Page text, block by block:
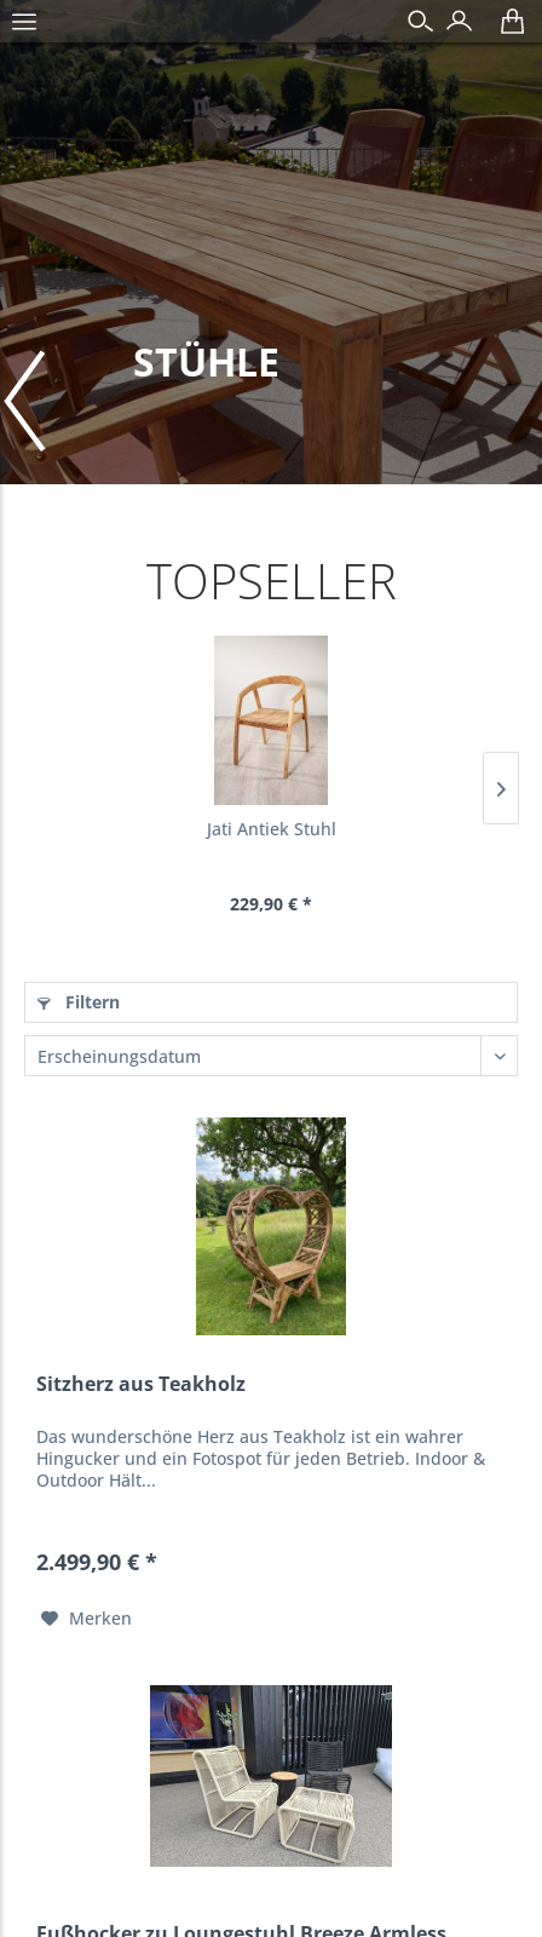
STÜHLE
TOPSELLER
Jati Antiek Stuhl
229,90 € *
Filtern
Sitzherz aus Teakholz
Das wunderschöne Herz aus Teakholz ist ein wahrer
Hingucker und ein Fotospot für jeden Betrieb. Indoor &
Outdoor Hält...
2.499,90 € *
Merken